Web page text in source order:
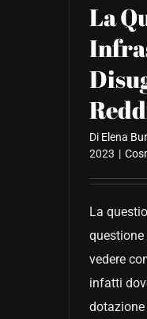
La
Di Elena
2023 |
La
vedere
infatti